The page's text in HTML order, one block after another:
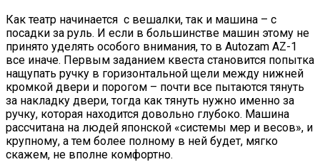
Как театр начинается с вешалки, так и машина – с
посадки за руль. И если в большинстве машин этому не
принято уделять особого внимания, то в Autozam AZ-1
все иначе. Первым заданием квеста становится попытка
нащупать ручку в горизонтальной щели между нижней
кромкой двери и порогом – почти все пытаются тянуть
за накладку двери, тогда как тянуть нужно именно за
ручку, которая находится довольно глубоко. Машина
рассчитана на людей японской «системы мер и весов», и
крупному, а тем более полному в ней будет, мягко
скажем, не вполне комфортно.